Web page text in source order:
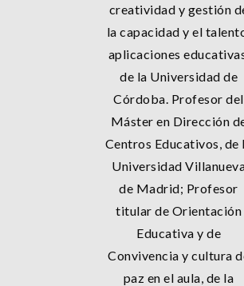
creatividad y gestión
la capacidad y el
aplicaciones
de la Universidad de
Córdoba. Profesor del
Máster en Dirección
Centros Educativos, de
Universidad
de Madrid; Profesor
titular de Orientación
Educativa y de
Convivencia y cultura
paz en el aula, de la